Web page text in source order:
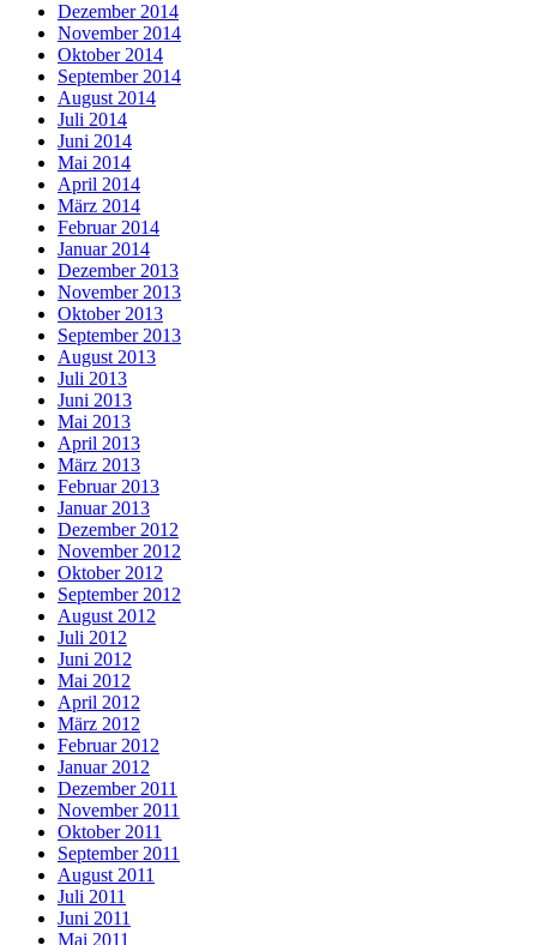
Dezember 2014
November 2014
Oktober 2014
September 2014
August 2014
Juli 2014
Juni 2014
Mai 2014
April 2014
März 2014
Februar 2014
Januar 2014
Dezember 2013
November 2013
Oktober 2013
September 2013
August 2013
Juli 2013
Juni 2013
Mai 2013
April 2013
März 2013
Februar 2013
Januar 2013
Dezember 2012
November 2012
Oktober 2012
September 2012
August 2012
Juli 2012
Juni 2012
Mai 2012
April 2012
März 2012
Februar 2012
Januar 2012
Dezember 2011
November 2011
Oktober 2011
September 2011
August 2011
Juli 2011
Juni 2011
Mai 2011